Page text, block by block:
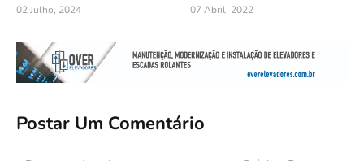
02 Julho, 2024 07 Abril, 2022
Postar Um Comentário